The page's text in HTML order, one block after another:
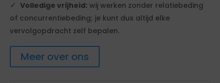
Volledige vrijheid: wij werken zonder relatiebeding
of concurrentiebeding; je kunt dus altijd elke
vervolgopdracht zelf bepalen.
Meer over ons